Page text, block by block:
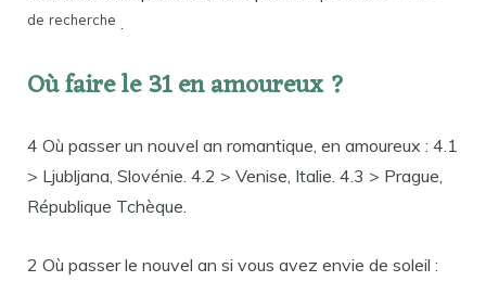
de recherche .
Où faire le 31 en amoureux ?
4 Où passer un nouvel an romantique, en amoureux : 4.1
> Ljubljana, Slovénie. 4.2 > Venise, Italie. 4.3 > Prague,
République Tchèque.
2 Où passer le nouvel an si vous avez envie de soleil :